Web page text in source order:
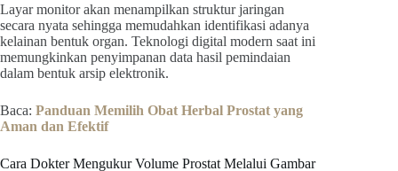
Layar monitor akan menampilkan struktur jaringan
secara nyata sehingga memudahkan identifikasi adanya
kelainan bentuk organ. Teknologi digital modern saat ini
memungkinkan penyimpanan data hasil pemindaian
dalam bentuk arsip elektronik.
Baca: Panduan Memilih Obat Herbal Prostat yang
Aman dan Efektif
Cara Dokter Mengukur Volume Prostat Melalui Gambar